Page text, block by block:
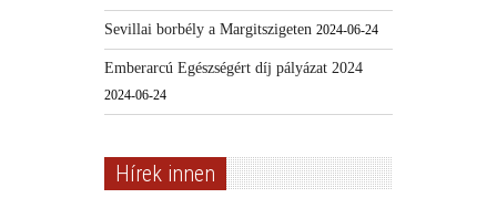
Sevillai borbély a Margitszigeten 2024-06-24
Emberarcú Egészségért díj pályázat 2024
2024-06-24
Hírek innen